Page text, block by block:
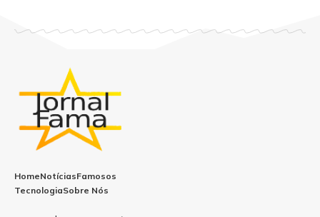
HomeNotíciasFamosos
TecnologiaSobre Nós